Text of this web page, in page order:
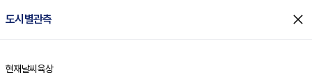
도시별관측 close
홈
현재날씨 육상